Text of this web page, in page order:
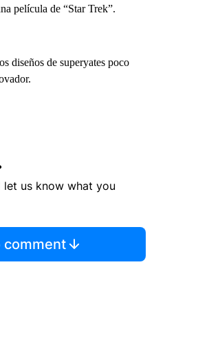
película de “Star Trek”.
diseños de superyates poco
let us know what you
comment